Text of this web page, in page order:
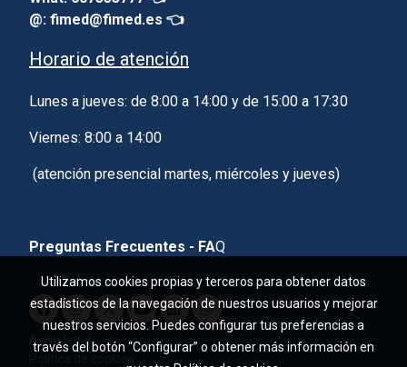
@: fimed@fimed.es 👈
Horario de atención
Lunes a jueves: de 8:00 a 14:00 y de 15:00 a 17:30
Viernes: 8:00 a 14:00
(atención presencial martes, miércoles y jueves)
Preguntas Frecuentes - FAQ
Aviso legal
Utilizamos cookies propias y terceros para obtener datos
estadísticos de la navegación de nuestros usuarios y mejorar
nuestros servicios. Puedes configurar tus preferencias a
través del botón “Configurar” o obtener más información en